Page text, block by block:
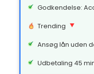
Godkendelse:
Trending
Ansøg lån uden
Udbetaling 45